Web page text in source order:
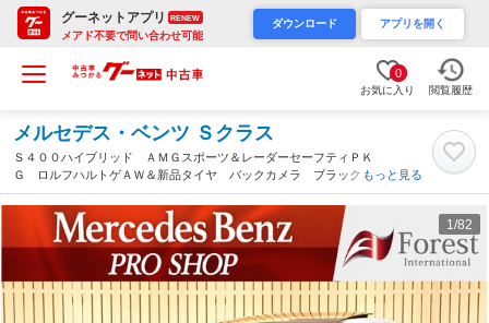
グーネットアプリ RENEW
メアド不要で問い合わせ可能
ダウンロード アプリを開く
0
お気に入り 閲覧履歴
メルセデス・ベンツ Ｓクラス
Ｓ４００ハイブリッド ＡＭＧスポーツ＆レーダーセーフティＰＫ
Ｇ ロルフハルトゲＡＷ＆新品タイヤ バックカメラ ブラックレ
ザー パノラマサンルーフ ディストロニックプラス ブラインド
スポットアシスト レーンキープアシスト（神奈川県）
もっと見る
1 /82